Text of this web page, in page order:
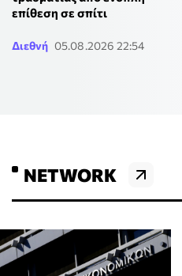
επίθεση σε σπίτι
Διεθνή 05.08.2026 22:54
NETWORK